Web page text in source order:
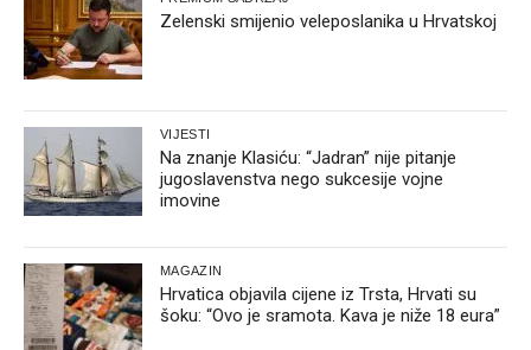
Zelenski smijenio veleposlanika u Hrvatskoj
VIJESTI
Na znanje Klasiću: “Jadran” nije pitanje
jugoslavenstva nego sukcesije vojne
imovine
MAGAZIN
Hrvatica objavila cijene iz Trsta, Hrvati su
šoku: “Ovo je sramota. Kava je niže 18 eura”